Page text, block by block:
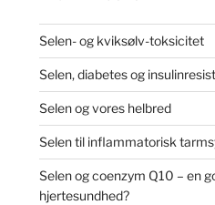
Selen- og kviksølv-toksicitet
Selen, diabetes og
Selen og vores helbred
Selen til inflammatorisk
Selen og coenzym Q10 – en
hjertesundhed?